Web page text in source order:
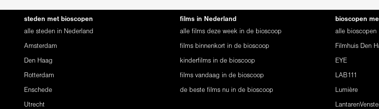
steden met bioscopen
alle steden in Nederland
Amsterdam
Den Haag
Rotterdam
Enschede
Utrecht
films in Nederland
alle films deze week in de bioscoop
films binnenkort in de bioscoop
kinderfilms in de bioscoop
films vandaag in de bioscoop
de beste films nu in de bioscoop
bioscopen
alle bioscopen
Filmhuis Den
EYE
LAB111
Lumière